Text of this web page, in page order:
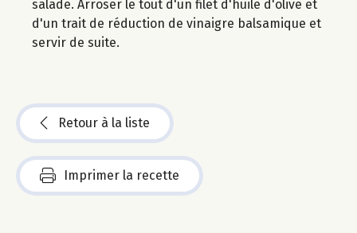
salade. Arroser le tout d'un filet d'huile d'olive et
d'un trait de réduction de vinaigre balsamique et
servir de suite.
Retour à la liste
Imprimer la recette